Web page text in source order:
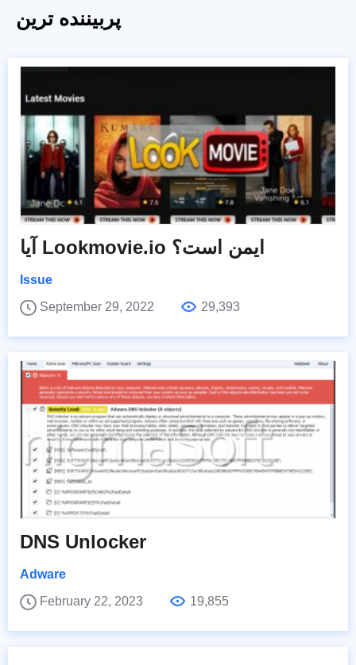
پربیننده ترین
آیا Lookmovie.io ایمن است؟
Issue
September 29, 2022
29,393
DNS Unlocker
Adware
February 22, 2023
19,855